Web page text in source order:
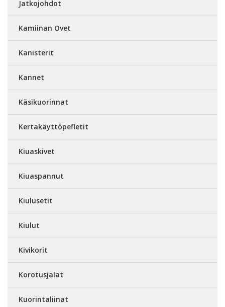
Jatkojohdot
Kamiinan Ovet
Kanisterit
Kannet
Käsikuorinnat
Kertakäyttöpefletit
Kiuaskivet
Kiuaspannut
Kiulusetit
Kiulut
Kivikorit
Korotusjalat
Kuorintaliinat